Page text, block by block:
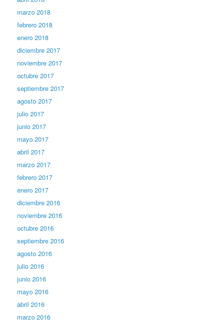
marzo 2018
febrero 2018
enero 2018
diciembre 2017
noviembre 2017
octubre 2017
septiembre 2017
agosto 2017
julio 2017
junio 2017
mayo 2017
abril 2017
marzo 2017
febrero 2017
enero 2017
diciembre 2016
noviembre 2016
octubre 2016
septiembre 2016
agosto 2016
julio 2016
junio 2016
mayo 2016
abril 2016
marzo 2016